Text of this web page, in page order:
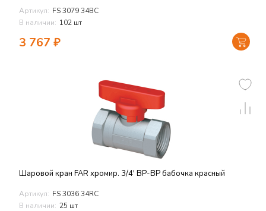
Артикул: FS 3079 34BC
В наличии: 102 шт
3 767 ₽
Шаровой кран FAR хромир. 3/4' ВР-ВР бабочка красный
Артикул: FS 3036 34RC
В наличии: 25 шт